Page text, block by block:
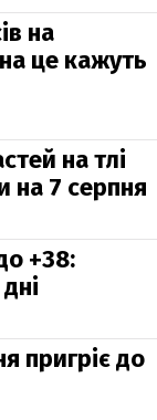
на
це кажуть
на тлі
на 7 серпня
+38:
пригріє до